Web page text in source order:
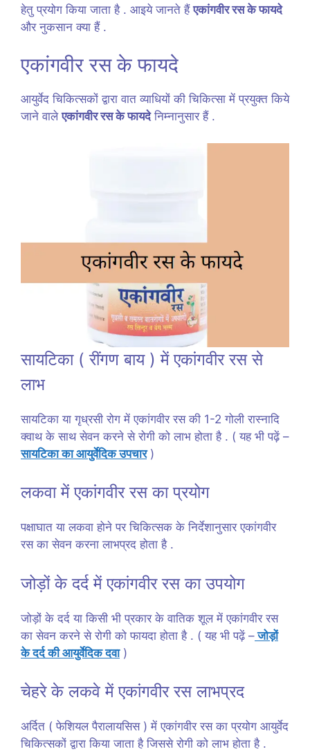
हेतु प्रयोग किया जाता है . आइये जानते हैंएकांगवीर रस के फायदे
और नुकसान क्या हैं .
एकांगवीर रस के फायदे
आयुर्वेद चिकित्सकों द्वारा वात व्याधियों की चिकित्सा में प्रयुक्त किये
जाने वालेएकांगवीर रस के फायदेनिम्नानुसार हैं .
सायटिका ( रींगण बाय ) में एकांगवीर रस से
लाभ
सायटिका या गृध्रसी रोग में एकांगवीर रस की 1-2 गोली रास्नादि
क्वाथ के साथ सेवन करने से रोगी को लाभ होता है . ( यह भी पढ़ें –
सायटिका का आयुर्वेदिक उपचार)
लकवा में एकांगवीर रस का प्रयोग
पक्षाघात या लकवा होने पर चिकित्सक के निर्देशानुसार एकांगवीर
रस का सेवन करना लाभप्रद होता है .
जोड़ों के दर्द में एकांगवीर रस का उपयोग
जोड़ों के दर्द या किसी भी प्रकार के वातिक शूल में एकांगवीर रस
का सेवन करने से रोगी को फायदा होता है . ( यह भी पढ़ें –जोड़ों
के दर्द की आयुर्वेदिक दवा)
चेहरे के लकवे में एकांगवीर रस लाभप्रद
अर्दित ( फेशियल पैरालायसिस ) में एकांगवीर रस का प्रयोग आयुर्वेद
चिकित्सकों द्वारा किया जाता है जिससे रोगी को लाभ होता है .